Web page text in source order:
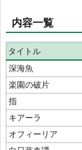
内容一覧
タイトル
深海魚
楽園の破片
指
キアーラ
オフィーリア